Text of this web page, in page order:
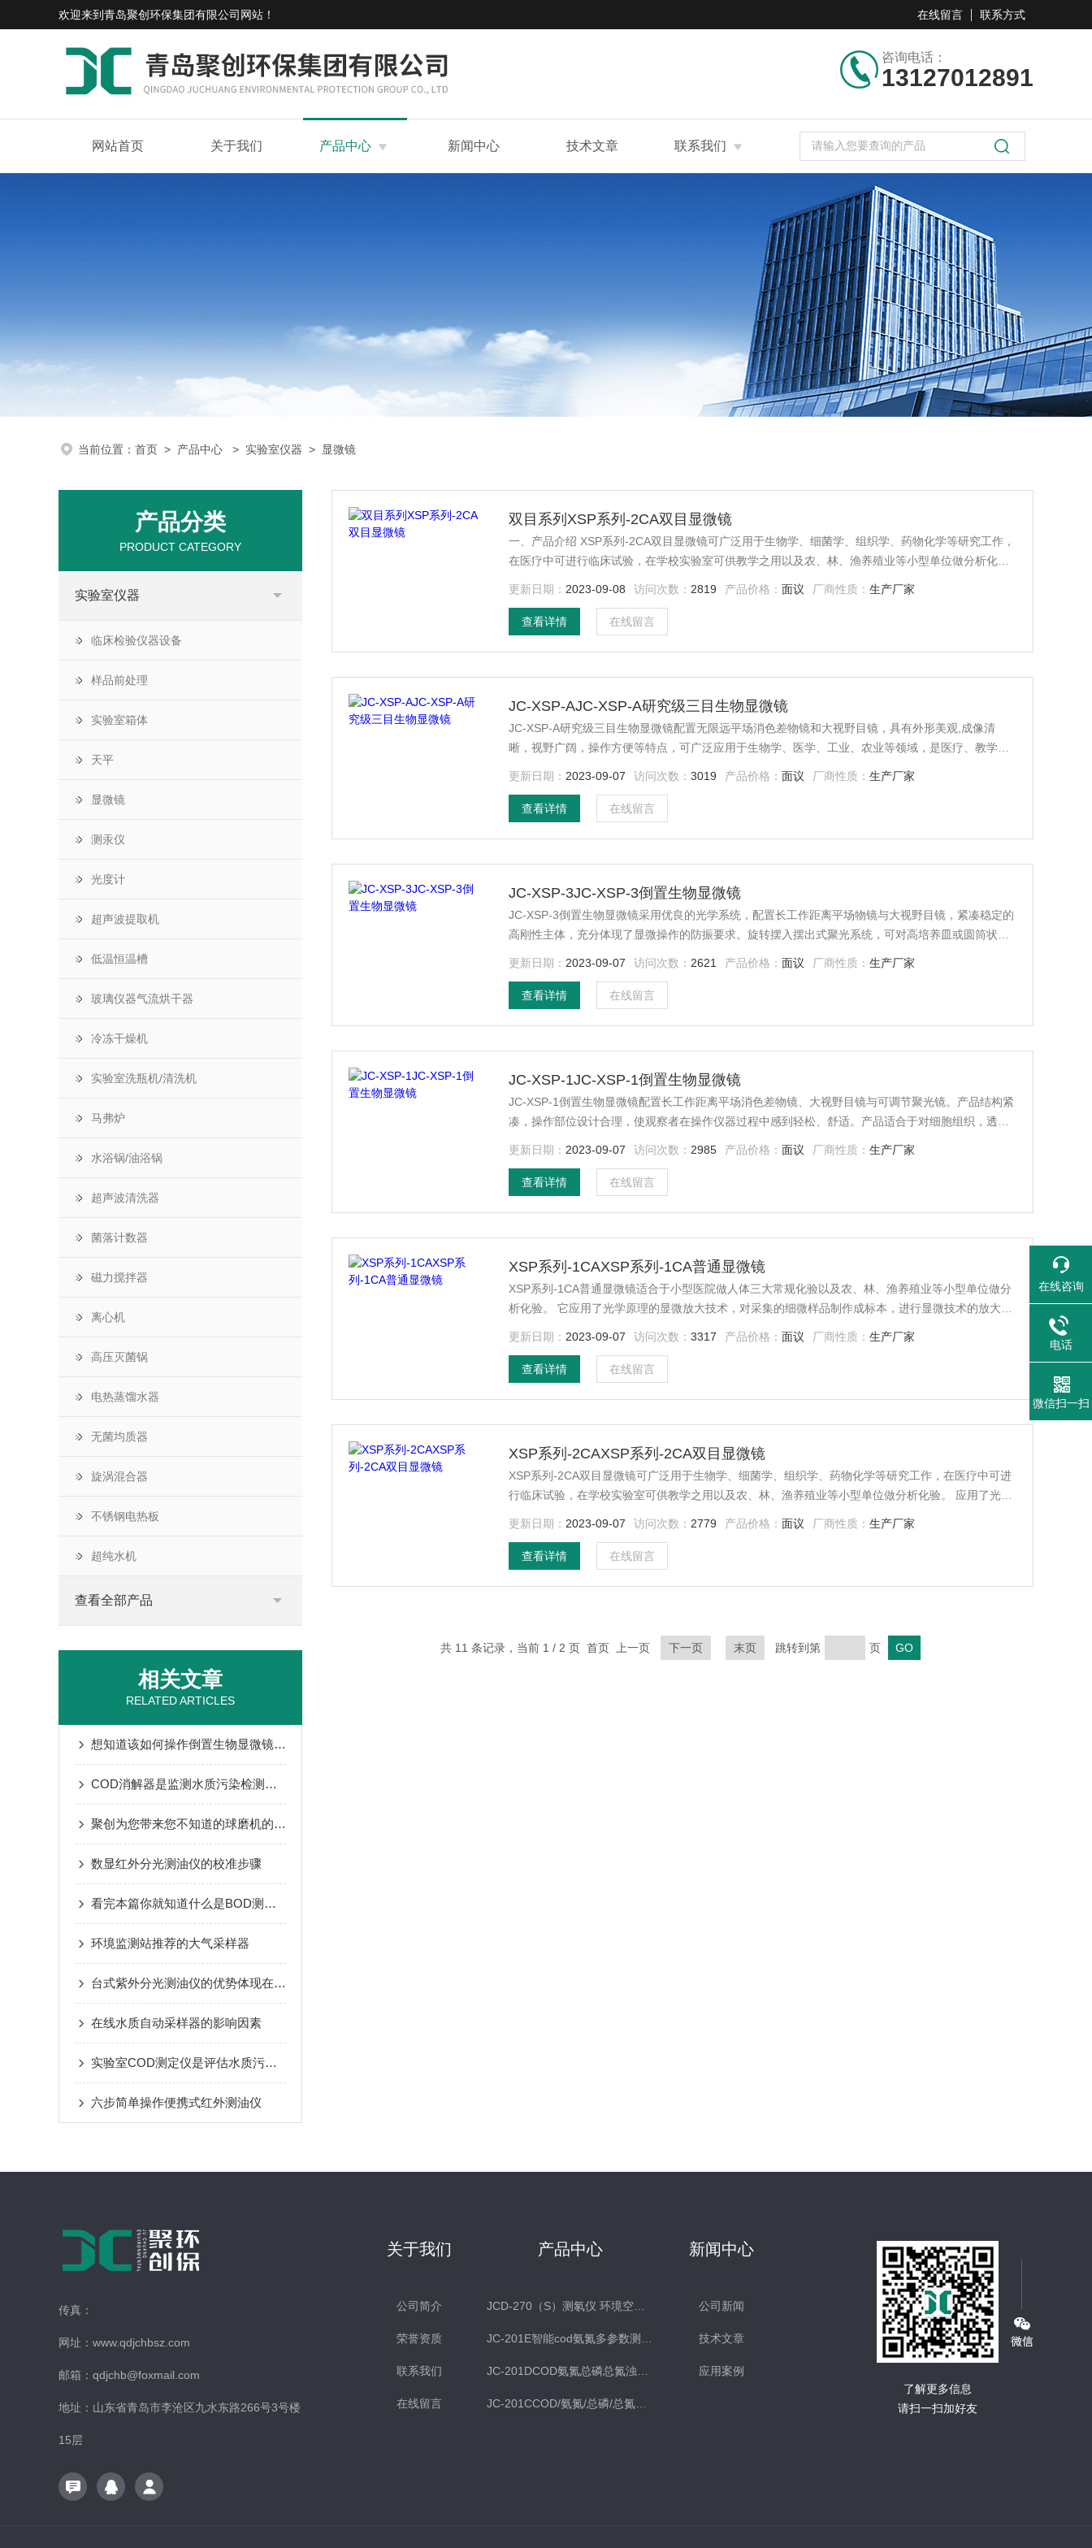
欢迎来到青岛聚创环保集团有限公司网站 ！ 在线留言 联系方式
咨询电话：
13127012891
网站首页 关于我们 产品中心 新闻中心 技术文章 联系我们
当前位置： 首页 > 产品中心 > 实验室仪器 > 显微镜
产品分类
PRODUCT CATEGORY
实验室仪器
临床检验仪器设备
样品前处理
实验室箱体
天平
显微镜
测汞仪
光度计
超声波提取机
低温恒温槽
玻璃仪器气流烘干器
冷冻干燥机
实验室洗瓶机/清洗机
马弗炉
水浴锅/油浴锅
超声波清洗器
菌落计数器
磁力搅拌器
离心机
高压灭菌锅
电热蒸馏水器
无菌均质器
旋涡混合器
不锈钢电热板
超纯水机
查看全部产品
相关文章
RELATED ARTICLES
想知道该如何操作倒置生物显微镜不妨看看本篇吧
COD消解器是监测水质污染检测化学实验的重要仪器
聚创为您带来您不知道的球磨机的维护与保养小技巧
数显红外分光测油仪的校准步骤
看完本篇你就知道什么是BOD测定仪了
环境监测站推荐的大气采样器
台式紫外分光测油仪的优势体现在哪里？
在线水质自动采样器的影响因素
实验室COD测定仪是评估水质污染程度的重要工具
六步简单操作便携式红外测油仪
双目系列XSP系列-2CA双目显微镜
一、产品介绍 XSP系列-2CA双目显微镜可广泛用于生物学、细菌学、组织学、药物化学等研究工作，
在医疗中可进行临床试验，在学校实验室可供教学之用以及农、林、渔养殖业等小型单位做分析化
物显微镜。
更新日期： 2023-09-08 访问次数： 2819 产品价格：面议 厂商性质：生产厂家
查看详情 在线留言
JC-XSP-AJC-XSP-A研究级三目生物显微镜
JC-XSP-A研究级三目生物显微镜配置无限远平场消色差物镜和大视野目镜，具有外形美观,成像清
晰，视野广阔，操作方便等特点，可广泛应用于生物学、医学、工业、农业等领域，是医疗、教学、
更新日期： 2023-09-07 访问次数：3019 产品价格：面议 厂商性质：生产厂家
查看详情 在线留言
JC-XSP-3JC-XSP-3倒置生物显微镜
JC-XSP-3倒置生物显微镜采用优良的光学系统，配置长工作距离平场物镜与大视野目镜，紧凑稳定的
高刚性主体，充分体现了显微操作的防振要求。旋转摆入摆出式聚光系统，可对高培养皿或圆筒状烧
应用于科研院所、高等院校、医疗卫生、检验
更新日期： 2023-09-07 访问次数： 2621 产品价格：面议 厂商性质：生产厂家
查看详情 在线留言
JC-XSP-1JC-XSP-1倒置生物显微镜
JC-XSP-1倒置生物显微镜配置长工作距离平场消色差物镜、大视野目镜与可调节聚光镜。产品结构紧
凑，操作部位设计合理，使观察者在操作仪器过程中感到轻松、舒适。产品适合于对细胞组织，透明
更新日期： 2023-09-07 访问次数： 2985 产品价格：面议 厂商性质：生产厂家
查看详情 在线留言
XSP系列-1CAXSP系列-1CA普通显微镜
XSP系列-1CA普通显微镜适合于小型医院做人体三大常规化验以及农、林、渔养殖业等小型单位做分
析化验。 它应用了光学原理的显微放大技术，对采集的细微样品制作成标本，进行显微技术的放大和
更新日期： 2023-09-07 访问次数：3317 产品价格：面议 厂商性质：生产厂家
查看详情 在线留言
XSP系列-2CAXSP系列-2CA双目显微镜
XSP系列-2CA双目显微镜可广泛用于生物学、细菌学、组织学、药物化学等研究工作，在医疗中可进
行临床试验，在学校实验室可供教学之用以及农、林、渔养殖业等小型单位做分析化验。 应用了光学
更新日期： 2023-09-07 访问次数： 2779 产品价格：面议 厂商性质：生产厂家
查看详情 在线留言
共 11 条记录，当前 1 / 2 页 首页 上一页 下一页 末页 跳转到第 页
传真：
网址：www.qdjchbsz.com
邮箱：qdjchb@foxmail.com
地址：山东省青岛市李沧区九水东路266号3号楼
15层
关于我们
公司简介
荣誉资质
联系我们
在线留言
产品中心 新闻中心
公司新闻
技术文章
应用案例
了解更多信息
请扫一扫加好友
在线咨询
电话
微信扫一扫